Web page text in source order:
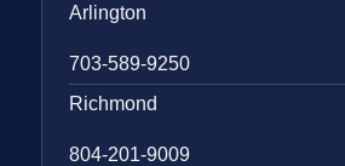
Arlington
703-589-9250
Richmond
804-201-9009